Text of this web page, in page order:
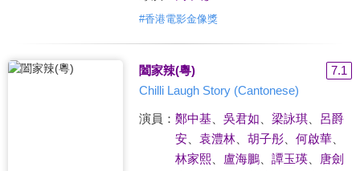
#香港電影金像獎
闔家辣(粵)
7.1
Chilli Laugh Story (Cantonese)
演員： 鄭中基、 吳君如 梁詠琪、 呂爵
安、 袁澧林、 胡子彤、 何啟華、
林家熙、 盧海鵬、 譚玉瑛、
唐劍